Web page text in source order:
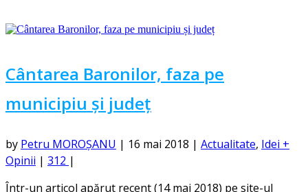
Cântarea Baronilor, faza pe
municipiu și județ
by Petru MOROȘANU | 16 mai 2018 | Actualitate, Idei +
Opinii | 312 |
Într-un articol apărut recent (14 mai 2018) pe site-ul